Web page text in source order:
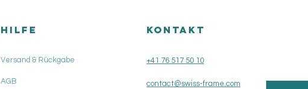
HILFE
Versand & Rückgabe
AGB
KONTAKT
+41 76 517 50 10
contact@swiss-frame.com